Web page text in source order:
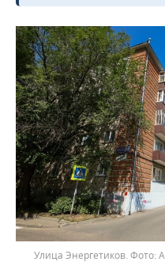
Улица Энергетиков.